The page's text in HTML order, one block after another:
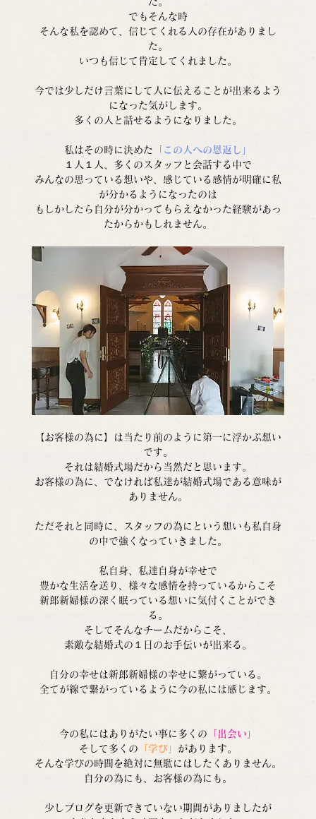
でもそんな時
そんな私を認めて、信じてくれる人の存在がありまし
た。
いつも信じて肯定してくれました。
今では少しだけ言葉にして人に伝えることが出来るよう
になった気がします。
多くの人と話せるようになりました。
私はその時に決めた 「この人への恩返し」
１人１人、多くのスタッフと会話する中で
みんなの思っている想いや、感じている感情が明確に私
が分かるようになったのは
もしかしたら自分が分かってもらえなかった経験があっ
たからかもしれません。
【お客様の為に】は当たり前のように第一に浮かぶ想い
です。
それは結婚式場だから当然だと思います。
お客様の為に、でなければ私達が結婚式場である意味が
ありません。
ただそれと同時に、スタッフの為にという想いも私自身
の中で強くなっていきました。
私自身、私達自身が幸せで
豊かな生活を送り、様々な感情を持っているからこそ
新郎新婦様の深く眠っている想いに気付くことができ
る。
そしてそんなチームだからこそ、
素敵な結婚式の１日のお手伝いが出来る。
自分の幸せは新郎新婦様の幸せに繋がっている。
全てが線で繋がっているように今の私には感じます。
今の私にはありがたい事に多くの 「出会い」
そして多くの 「学び」 があります。
そんな学びの時間を絶対に無駄にはしたくありません。
自分の為にも、お客様の為にも。
少しブログを更新できていない期間がありましたが